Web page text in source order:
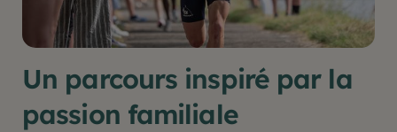
Un parcours inspiré par la
passion familiale